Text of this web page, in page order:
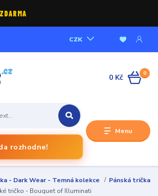
ZDARMA
Menu
CZK
rozhodne!
0
0 Kč
- Dark Wear - Temná kolekce
Pánská trička
tričko - Bouquet of Illuminati